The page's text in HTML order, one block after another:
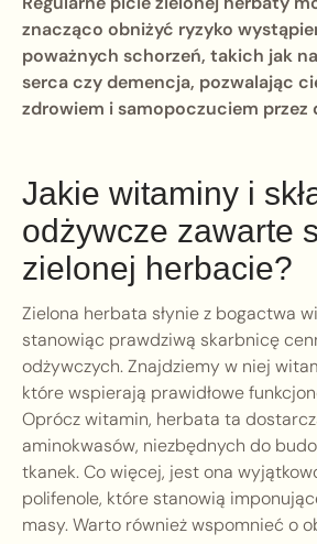
znacząco obniżyć ryzyko
poważnych schorzeń, takich jak
serca czy demencja, pozwalając
zdrowiem i samopoczuciem przez
Jakie witaminy i
odżywcze zawarte
zielonej herbacie?
Zielona herbata słynie z bogactwa
stanowiąc prawdziwą skarbnicę
odżywczych. Znajdziemy w niej
które wspierają prawidłowe
Oprócz witamin, herbata ta
aminokwasów, niezbędnych do
tkanek. Co więcej, jest ona
polifenole, które stanowią
masy. Warto również wspomnieć o